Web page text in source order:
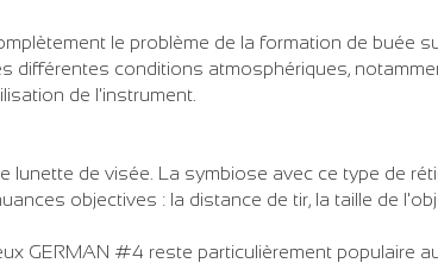
le problème de la formation de buée
différentes conditions atmosphériques,
de l'instrument.
de visée. La symbiose avec ce type de
objectives : la distance de tir, la taille de
GERMAN #4 reste particulièrement populaire